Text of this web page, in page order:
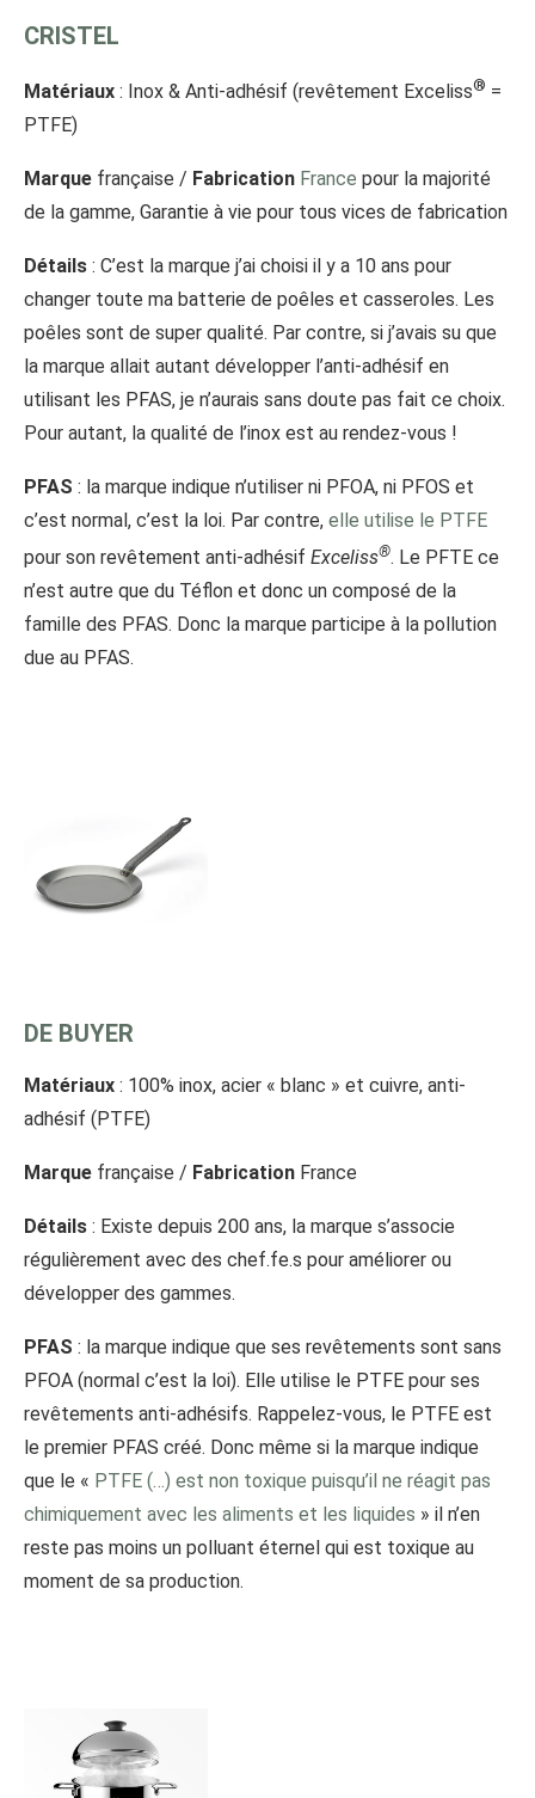
CRISTEL
Matériaux : Inox & Anti-adhésif (revêtement Exceliss® =
PTFE)
Marque française / Fabrication France pour la majorité
de la gamme, Garantie à vie pour tous vices de fabrication
Détails : C’est la marque j’ai choisi il y a 10 ans pour
changer toute ma batterie de poêles et casseroles. Les
poêles sont de super qualité. Par contre, si j’avais su que
la marque allait autant développer l’anti-adhésif en
utilisant les PFAS, je n’aurais sans doute pas fait ce choix.
Pour autant, la qualité de l’inox est au rendez-vous !
PFAS : la marque indique n’utiliser ni PFOA, ni PFOS et
c’est normal, c’est la loi. Par contre, elle utilise le PTFE
pour son revêtement anti-adhésif Exceliss®. Le PFTE ce
n’est autre que du Téflon et donc un composé de la
famille des PFAS. Donc la marque participe à la pollution
due au PFAS.
DE BUYER
Matériaux : 100% inox, acier « blanc » et cuivre, anti-
adhésif (PTFE)
Marque française / Fabrication France
Détails : Existe depuis 200 ans, la marque s’associe
régulièrement avec des chef.fe.s pour améliorer ou
développer des gammes.
PFAS : la marque indique que ses revêtements sont sans
PFOA (normal c’est la loi). Elle utilise le PTFE pour ses
revêtements anti-adhésifs. Rappelez-vous, le PTFE est
le premier PFAS créé. Donc même si la marque indique
que le « PTFE (…) est non toxique puisqu’il ne réagit pas
chimiquement avec les aliments et les liquides » il n’en
reste pas moins un polluant éternel qui est toxique au
moment de sa production.